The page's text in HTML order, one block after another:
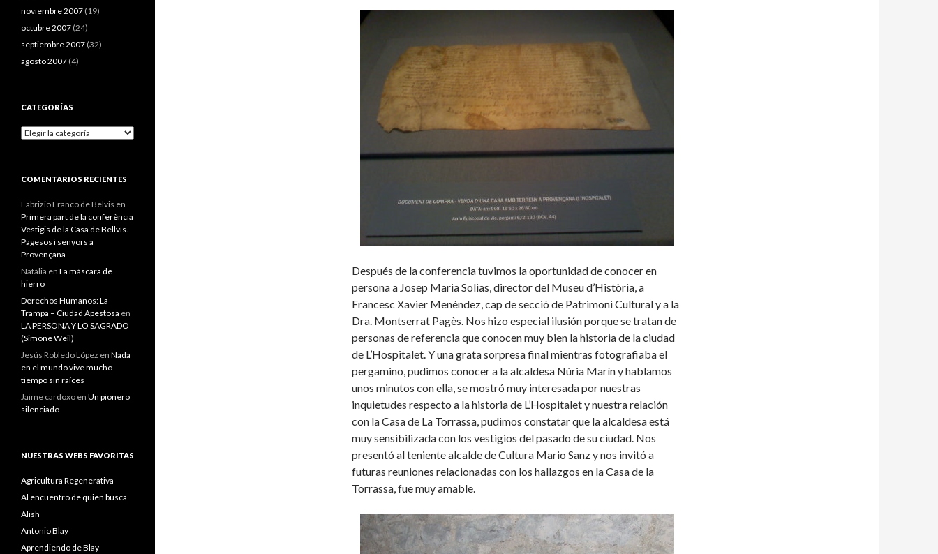
Después de la conferencia tuvimos la oportunidad de conocer en
persona a Josep Maria Solias, director del Museu d’Història, a
Francesc Xavier Menéndez, cap de secció de Patrimoni Cultural y a la
Dra. Montserrat Pagès. Nos hizo especial ilusión porque se tratan de
personas de referencia que conocen muy bien la historia de la ciudad
de L’Hospitalet. Y una grata sorpresa final mientras fotografiaba el
pergamino, pudimos conocer a la alcaldesa Núria Marín y hablamos
unos minutos con ella, se mostró muy interesada por nuestras
inquietudes respecto a la historia de L’Hospitalet y nuestra relación
con la Casa de La Torrassa, pudimos constatar que la alcaldesa está
muy sensibilizada con los vestigios del pasado de su ciudad. Nos
presentó al teniente alcalde de Cultura Mario Sanz y nos invitó a
futuras reuniones relacionadas con los hallazgos en la Casa de la
Torrassa, fue muy amable.
noviembre 2007 (19)
octubre 2007 (24)
septiembre 2007 (32)
agosto 2007 (4)
CATEGORÍAS
Categorías
COMENTARIOS RECIENTES
Fabrizio Franco de Belvis en
Primera part de la conferència
Vestigis de la Casa de Bellvís.
Pagesos i senyors a
Provençana
Natàlia en La máscara de
hierro
Derechos Humanos: La
Trampa – Ciudad Apestosa en
LA PERSONA Y LO SAGRADO
(Simone Weil)
Jesús Robledo López en Nada
en el mundo vive mucho
tiempo sin raíces
Jaime cardoxo en Un pionero
silenciado
NUESTRAS WEBS FAVORITAS
Agricultura Regenerativa
Al encuentro de quien busca
Alish
Antonio Blay
Aprendiendo de Blay